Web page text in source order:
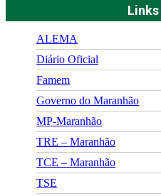
ALEMA
Diário Oficial
Famem
Governo do Maranhão
MP-Maranhão
TRE – Maranhão
TCE – Maranhão
TSE